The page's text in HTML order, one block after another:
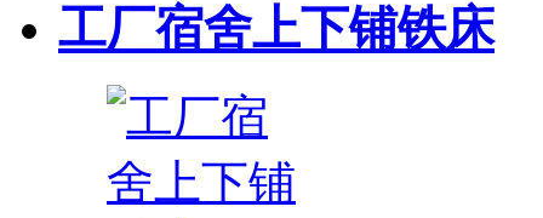
工厂宿舍上下铺铁床